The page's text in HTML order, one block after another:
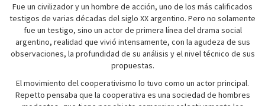
Fue un civilizador y un hombre de acción, uno de los más calificados
testigos de varias décadas del siglo XX argentino. Pero no solamente
fue un testigo, sino un actor de primera línea del drama social
argentino, realidad que vivió intensamente, con la agudeza de sus
observaciones, la profundidad de su análisis y el nivel técnico de sus
propuestas.
El movimiento del cooperativismo lo tuvo como un actor principal.
Repetto pensaba que la cooperativa es una sociedad de hombres